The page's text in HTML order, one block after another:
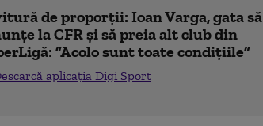
de proporții: Ioan Varga, gata să
la CFR și să preia alt club din
”Acolo sunt toate condițiile”
aplicația Digi Sport